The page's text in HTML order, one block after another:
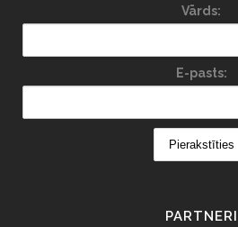
Vārds:
E-pasts:
PARTNERI